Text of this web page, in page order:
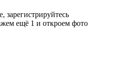
зарегистрируйтесь
ещё 1 и откроем фото